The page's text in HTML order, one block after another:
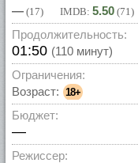
— (17) IMDB: 5.50 (71)
Продолжительность:
01:50 (110 минут)
Ограничения:
Возраст: 18+
Бюджет:
—
Режиссер: